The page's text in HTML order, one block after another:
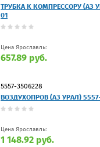
ТРУБКА К КОМПРЕССОРУ (АЗ
01
Цена Ярославль:
657.89 руб.
5557-3506228
ВОЗДУХОПРОВ (АЗ УРАЛ)
Цена Ярославль:
1 148.92 руб.